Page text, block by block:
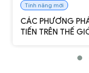
Tính năng mới
CÁC PHƯƠNG
TIẾN TRÊN THẾ